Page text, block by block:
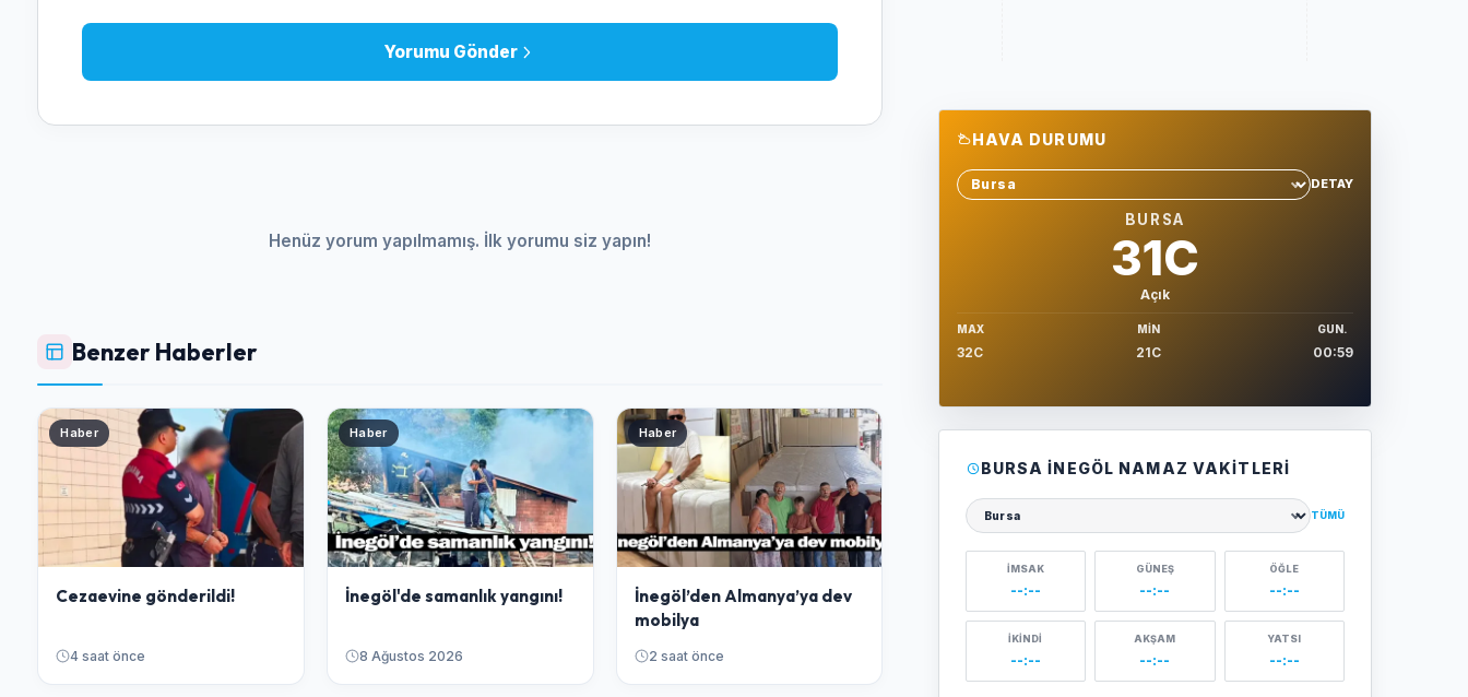
Yorumu Gönder
Henüz yorum yapılmamış. İlk yorumu siz yapın!
Benzer Haberler
Haber
Cezaevine gönderildi!
4 saat önce
Haber
İnegöl'de samanlık yangını!
8 Ağustos 2026
Haber
İnegöl’den Almanya’ya dev
mobilya
2 saat önce
HAVA DURUMU
Sehir sec
DETAY
BURSA
31C
Açık
MAX
32C
MIN
21C
GUN.
00:59
BURSA İNEGÖL NAMAZ VAKITLERI
Şehir seçin
TÜMÜ
İMSAK
--:--
GÜNEŞ
--:--
ÖĞLE
--:--
İKINDI
--:--
AKŞAM
--:--
YATSI
--:--